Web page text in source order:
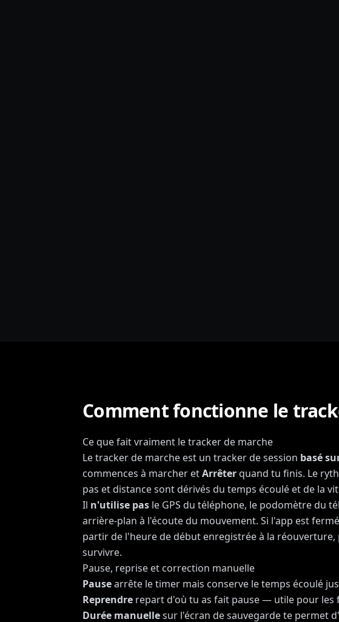
Comment fonctionne le
Ce que fait vraiment le tracker de marche
Le tracker de marche est un tracker de session basé
commences à marcher etArrêterquand tu finis. Le
pas et distance sont dérivés du temps écoulé et de la
Il n'utilise pas le GPS du téléphone, le podomètre du
arrière-plan à l'écoute du mouvement. Si l'app est
partir de l'heure de début enregistrée à la
survivre.
Pause, reprise et correction manuelle
Pausearrête le timer mais conserve le temps écoulé
Reprendre repart d'où tu as fait pause — utile pour les
Durée manuellesur l'écran de sauvegarde te permet